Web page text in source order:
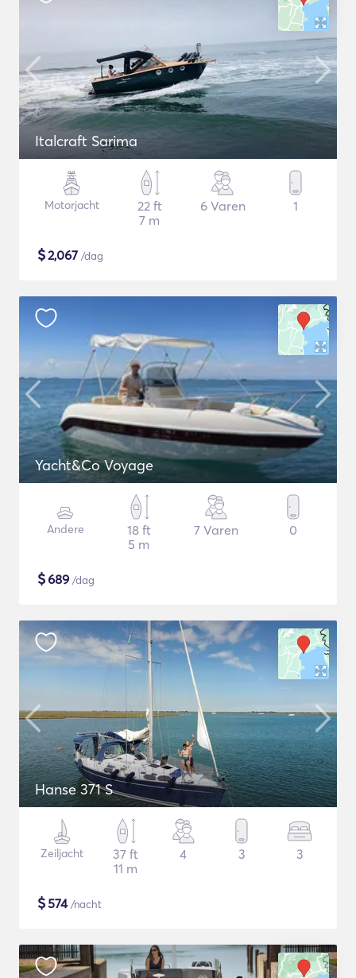
Italcraft Sarima
Motorjacht
22 ft
7 m
6 Varen 1
$2,067 /dag
Yacht&Co Voyage
Andere
18 ft
5 m
7 Varen 0
$689 /dag
Hanse 371 S
Zeiljacht
37 ft
11 m
4 3 3
$574/nacht